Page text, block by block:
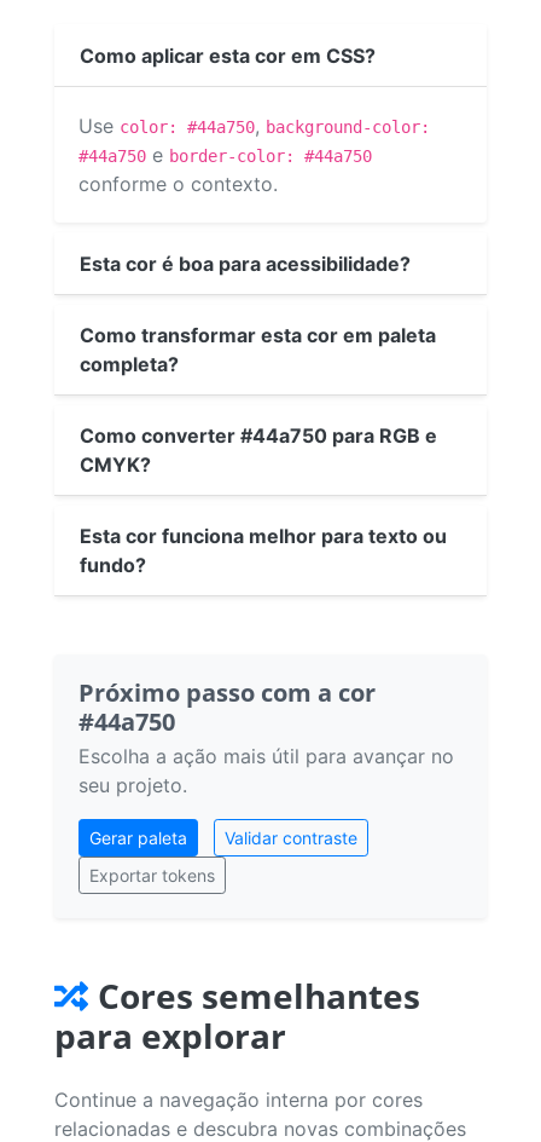
Como aplicar esta cor em CSS?
Use color: #44a750, background-color:
#44a750 e border-color: #44a750
conforme o contexto.
Esta cor é boa para acessibilidade?
Como transformar esta cor em paleta
completa?
Como converter #44a750 para RGB e
CMYK?
Esta cor funciona melhor para texto ou
fundo?
Próximo passo com a cor
#44a750
Escolha a ação mais útil para avançar no
seu projeto.
Gerar paleta
Validar contraste
Exportar tokens
Cores semelhantes
para explorar
Continue a navegação interna por cores
relacionadas e descubra novas combinações